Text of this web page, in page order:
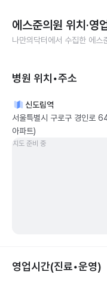
에스준의원 위치·영
나만의닥터에서 수집한 에스
병원 위치•주소
신도림역
서울특별시 구로구 경인로
아파트)
지도 준비 중
영업시간(진료•운영)